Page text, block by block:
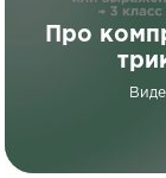
Про